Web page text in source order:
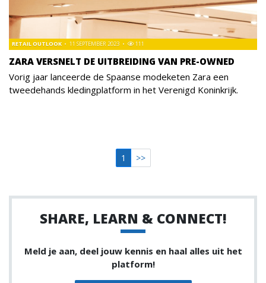
ZARA VERSNELT DE UITBREIDING VAN PRE-OWNED
RETAIL OUTLOOK 11 SEPTEMBER 2023 111
Vorig jaar lanceerde de Spaanse modeketen Zara een
tweedehands kledingplatform in het Verenigd Koninkrijk.
1 >>
SHARE, LEARN & CONNECT!
Meld je aan, deel jouw kennis en haal alles uit het
platform!